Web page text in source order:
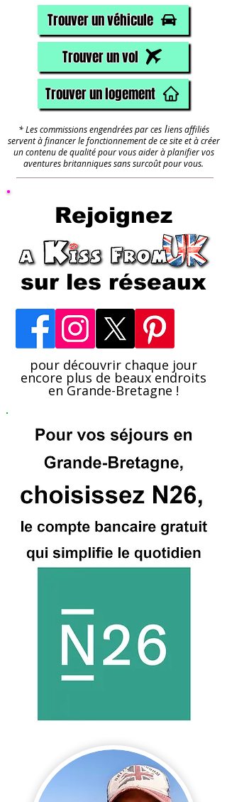
Trouver un véhicule
Trouver un vol
Trouver un logement
* Les commissions engendrées par cesliens affiliés
servent à financer le fonctionnement de ce site et à créer
un contenu de qualité pour vous aider à planifier vos
aventures britanniques sans surcoût pour vous.
Rejoignez
sur les réseaux
pour découvrir chaque jour
encore plus de beaux endroits
en Grande-Bretagne !